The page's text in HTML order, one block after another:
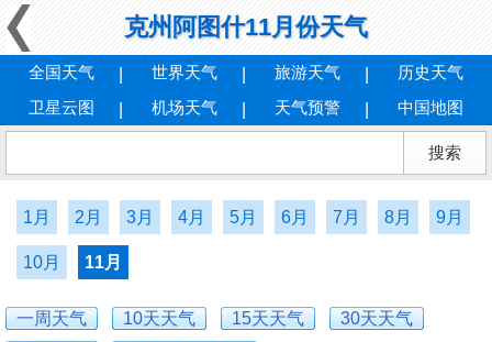
克州阿图什11月份天气
全国天气 世界天气 旅游天气
历史天气
卫星云图
机场天气 天气预警 中国地图
1月 2月 3月 4月 5月 6月 7月 8月 9月
10月 11月
一周天气 10天天气 15天天气
30天天气